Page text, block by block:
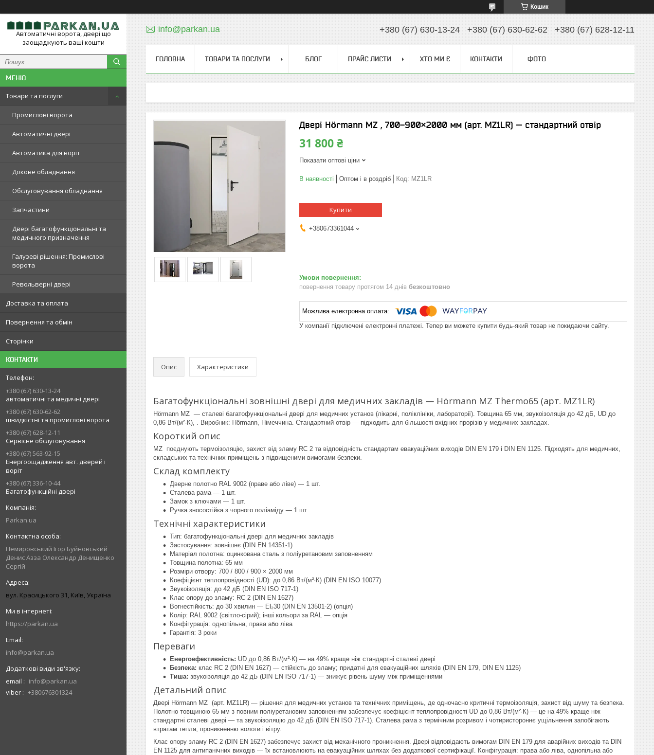
Кошик
Автоматичні ворота, двері що
заощаджують ваші кошти
Товари та послуги
Промислові ворота
Автоматичні двері
Автоматика для воріт
Докове обладнання
Обслуговування обладнання
Запчастини
Двері багатофункціональні та
медичного призначення
Галузеві рішення: Промислові
ворота
Револьверні двері
Доставка та оплата
Повернення та обмін
Сторінки
КОНТАКТИ
+380 (67) 630-13-24
автоматичні та медичні двері
+380 (67) 630-62-62
швидкістні та промислові ворота
+380 (67) 628-12-11
Сервісне обслуговування
+380 (67) 563-92-15
Енергоощадження авт. дверей і
воріт
+380 (67) 336-10-44
Багатофункційні двері
Parkan.ua
Немировський Ігор Буйновський
Денис Азза Олександр Денищенко
Сергій
вул. Красицького 31, Київ, Україна
https://parkan.ua
info@parkan.ua
email
info@parkan.ua
viber
+380676301324
info@parkan.ua +380 (67) 630-13-24 +380 (67) 630-62-62 +380 (67) 628-12-11
ГОЛОВНА ТОВАРИ ТА ПОСЛУГИ БЛОГ ПРАЙС ЛИСТИ ХТО МИ Є КОНТАКТИ ФОТО
Двері Hörmann MZ , 700–900×2000 мм (арт. MZ1LR) — стандартний отвір
31 800 ₴
Показати оптові ціни
В наявності Оптом і в роздріб Код: MZ1LR
Купити
+380673361044
повернення товару протягом 14 днів безкоштовно
У компанії підключені електронні платежі. Тепер ви можете купити будь-який товар не покидаючи сайту.
Опис Характеристики
Багатофункціональні зовнішні двері для медичних закладів — Hörmann MZ Thermo65 (арт. MZ1LR)
Hörmann MZ — сталеві багатофункціональні двері для медичних установ (лікарні, поліклініки, лабораторії). Товщина 65 мм, звукоізоляція до 42 дБ, UD до
0,86 Вт/(м²·К), . Виробник: Hörmann, Німеччина. Стандартний отвір — підходить для більшості вхідних прорізів у медичних закладах.
Короткий опис
MZ поєднують термоізоляцію, захист від зламу RC 2 та відповідність стандартам евакуаційних виходів DIN EN 179 і DIN EN 1125. Підходять для медичних,
складських та технічних приміщень з підвищеними вимогами безпеки.
Склад комплекту
Дверне полотно RAL 9002 (праве або ліве) — 1 шт.
Сталева рама — 1 шт.
Замок з ключами — 1 шт.
Ручка зносостійка з чорного поліаміду — 1 шт.
Технічні характеристики
Тип: багатофункціональні двері для медичних закладів
Застосування: зовнішнє (DIN EN 14351-1)
Матеріал полотна: оцинкована сталь з поліуретановим заповненням
Товщина полотна: 65 мм
Розміри отвору: 700 / 800 / 900 × 2000 мм
Коефіцієнт теплопровідності (UD): до 0,86 Вт/(м²·К) (DIN EN ISO 10077)
Звукоізоляція: до 42 дБ (DIN EN ISO 717-1)
Клас опору до зламу: RC 2 (DIN EN 1627)
Вогнестійкість: до 30 хвилин — El₂30 (DIN EN 13501-2) (опція)
Колір: RAL 9002 (світло-сірий); інші кольори за RAL — опція
Конфігурація: однопільна, права або ліва
Гарантія: 3 роки
Переваги
Енергоефективність: UD до 0,86 Вт/(м²·К) — на 49% краще ніж стандартні сталеві двері
Безпека: клас RC 2 (DIN EN 1627) — стійкість до зламу; придатні для евакуаційних шляхів (DIN EN 179, DIN EN 1125)
Тиша: звукоізоляція до 42 дБ (DIN EN ISO 717-1) — знижує рівень шуму між приміщеннями
Детальний опис
Двері Hörmann MZ (арт. MZ1LR) — рішення для медичних установ та технічних приміщень, де одночасно критичні термоізоляція, захист від шуму та безпека.
Полотно товщиною 65 мм з повним поліуретановим заповненням забезпечує коефіцієнт теплопровідності UD до 0,86 Вт/(м²·К) — це на 49% краще ніж
стандартні сталеві двері — та звукоізоляцію до 42 дБ (DIN EN ISO 717-1). Сталева рама з термічним розривом і чотиристороннє ущільнення запобігають
втратам тепла, проникненню вологи і вітру.
Клас опору зламу RC 2 (DIN EN 1627) забезпечує захист від механічного проникнення. Двері відповідають вимогам DIN EN 179 для аварійних виходів та DIN
EN 1125 для антипанічних виходів — їх встановлюють на евакуаційних шляхах без додаткової сертифікації. Конфігурація: права або ліва, однопільна або